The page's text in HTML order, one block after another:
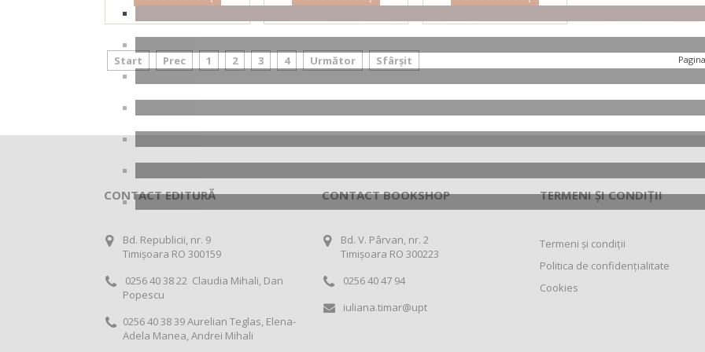
Start Prec 1 2 3 4 Următor Sfârșit
CONTACT EDITURĂ
Bd. Republicii, nr. 9
Timișoara RO 300159
0256 40 38 22 Claudia Mihali, Dan
Popescu
0256 40 38 39 Aurelian Teglas, Elena-
Adela Manea, Andrei Mihali
CONTACT BOOKSHOP
Bd. V. Pârvan, nr. 2
Timișoara RO 300223
0256 40 47 94
iuliana.timar@upt
TERMENI ȘI CONDIȚII
Termeni și condiții
Politica de confidențialitate
Cookies